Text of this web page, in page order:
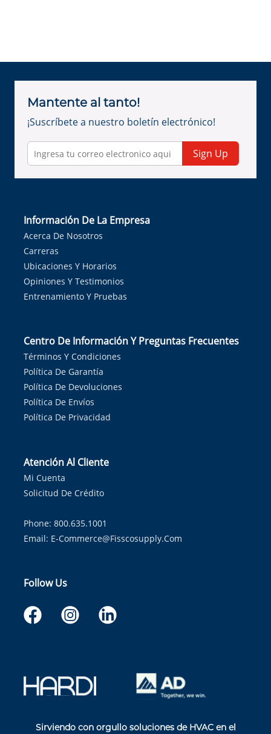
Mantente al tanto!
¡Suscríbete a nuestro boletín electrónico!
Sign Up
Información De La Empresa
Acerca De Nosotros
Carreras
Ubicaciones Y Horarios
Opiniones Y Testimonios
Entrenamiento Y Pruebas
Centro De Información Y Preguntas Frecuentes
Términos Y Condiciones
Política De Garantía
Política De Devoluciones
Política De Envíos
Política De Privacidad
Atención Al Cliente
Mi Cuenta
Solicitud De Crédito
Phone: 800.635.1001
Email: E-Commerce@fisscosupply.com
Follow Us
Sirviendo con orgullo soluciones de HVAC en el